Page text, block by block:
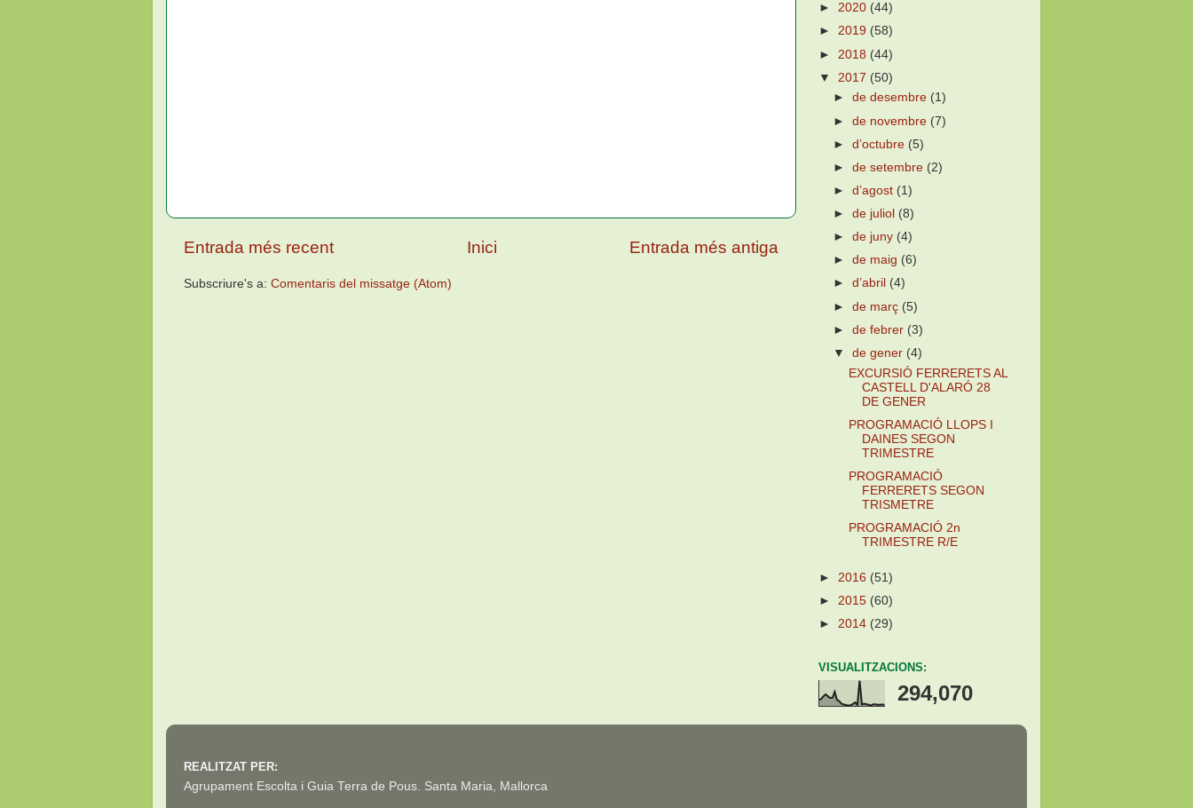
Entrada més recent Entrada més antiga
Inici
Subscriure's a: Comentaris del missatge (Atom)
► 2020 (44)
► 2019 (58)
► 2018 (44)
▼ 2017 (50)
►de desembre (1)
►de novembre (7)
►d’octubre (5)
►de setembre (2)
►d’agost (1)
►de juliol (8)
►de juny (4)
►de maig (6)
►d’abril (4)
►de març (5)
►de febrer (3)
▼de gener (4)
EXCURSIÓ FERRERETS AL
CASTELL D'ALARÓ 28
DE GENER
PROGRAMACIÓ LLOPS I
DAINES SEGON
TRIMESTRE
PROGRAMACIÓ
FERRERETS SEGON
TRISMETRE
PROGRAMACIÓ 2n
TRIMESTRE R/E
► 2016 (51)
► 2015 (60)
► 2014 (29)
VISUALITZACIONS:
294,070
REALITZAT PER:
Agrupament Escolta i Guia Terra de Pous. Santa Maria, Mallorca